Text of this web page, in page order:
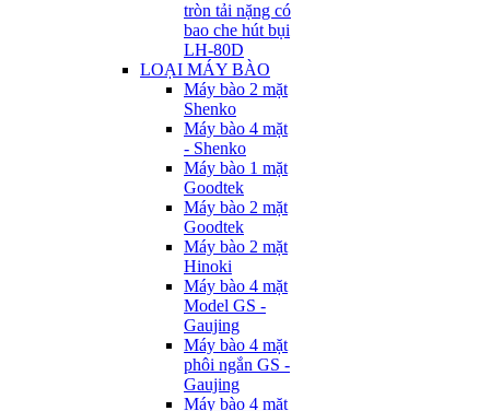
tròn tải nặng có
bao che hút bụi
LH-80D
LOẠI MÁY BÀO
Máy bào 2 mặt
Shenko
Máy bào 4 mặt
- Shenko
Máy bào 1 mặt
Goodtek
Máy bào 2 mặt
Goodtek
Máy bào 2 mặt
Hinoki
Máy bào 4 mặt
Model GS -
Gaujing
Máy bào 4 mặt
phôi ngắn GS -
Gaujing
Máy bào 4 mặt